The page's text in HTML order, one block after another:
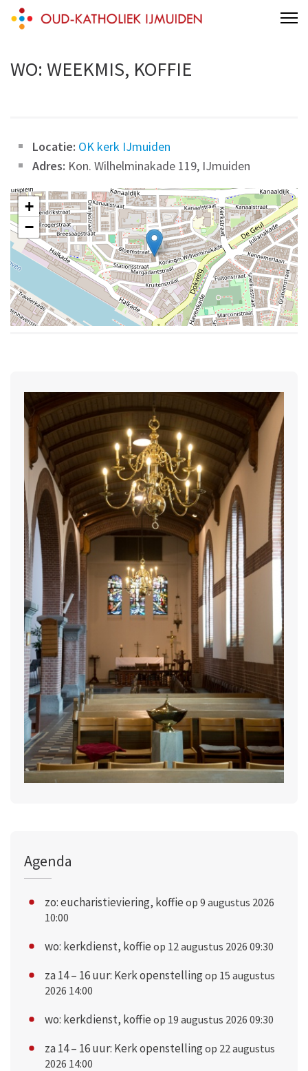
Skip
(Press
Oud-Katholieke Parochie IJmond
parochie van de H.H. Adelbertus & Engelmundus
WO: WEEKMIS, KOFFIE
Locatie: OK kerk IJmuiden
Adres: Kon. Wilhelminakade 119, IJmuiden
+
−
Agenda
zo: eucharistieviering, koffie op 9 augustus 2026
10:00
wo: kerkdienst, koffie op 12 augustus 2026 09:30
za 14 – 16 uur: Kerk openstellingop 15 augustus
2026 14:00
wo: kerkdienst, koffie op 19 augustus 2026 09:30
za 14 – 16 uur: Kerk openstellingop 22 augustus
2026 14:00